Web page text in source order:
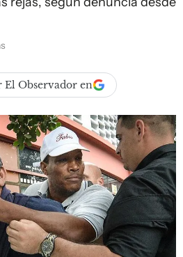
El Observador en